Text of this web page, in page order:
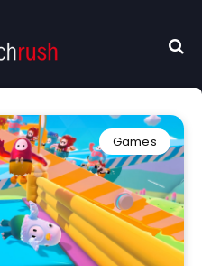
Games